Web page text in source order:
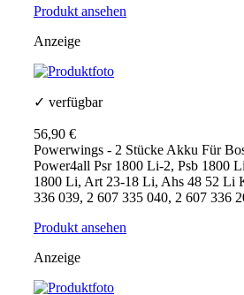
Produkt ansehen
Anzeige
✓ verfügbar
56,90 €
Powerwings - 2 Stücke Akku Für
Power4all Psr 1800 Li-2, Psb 1800
1800 Li, Art 23-18 Li, Ahs 48 52 Li
336 039, 2 607 335 040, 2 607 336
Produkt ansehen
Anzeige